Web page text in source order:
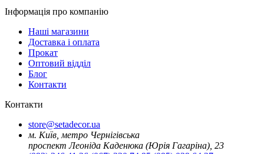
Інформація про компанію
Наші магазини
Доставка і оплата
Прокат
Оптовий відділ
Блог
Контакти
Контакти
store@setadecor.ua
м. Київ, метро Чернігівська
проспект Леоніда Каденюка (Юрія Гагаріна), 23